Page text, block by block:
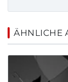
ÄHNLICHE